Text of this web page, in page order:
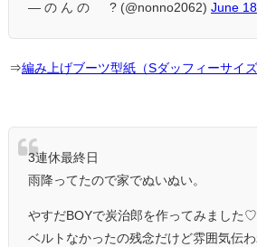
— の ん の ∞ ? (@nonno2062) June
⇒編み上げブーツ型紙（Sダッフィーサイズ
3連休最終日
雨降ってたので家でぬいぬい。
やすだBOYで炭治郎を作ってみました♡
ベルトなかったの残念だけど雰囲気伝